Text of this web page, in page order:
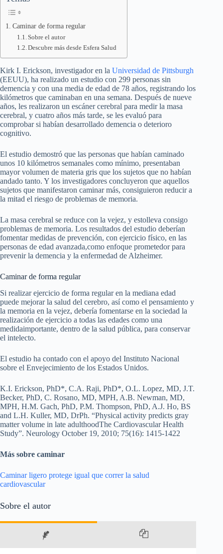
Caminar de forma regular
Sobre el autor
Descubre más desde Esfera Salud
Kirk I. Erickson, investigador en la Universidad de Pittsburgh
(EEUU), ha realizado un estudio con 299 personas sin
demencia y con una media de edad de 78 años, registrando los
kilómetros que caminaban en una semana. Después de nueve
años, les realizaron un escáner cerebral para medir la masa
cerebral, y cuatro años más tarde, se les evaluó para
comprobar si habían desarrollado demencia o deterioro
cognitivo.
El estudio demostró que las personas que habían caminado
unos 10 kilómetros semanales como mínimo, presentaban
mayor volumen de materia gris que los sujetos que no habían
andado tanto. Y los investigadores concluyeron que aquellos
sujetos que manifestaron caminar más, consiguieron reducir a
la mitad el riesgo de problemas de memoria.
La masa cerebral se reduce con la vejez, y estolleva consigo
problemas de memoria. Los resultados del estudio deberían
fomentar medidas de prevención, con ejercicio físico, en las
personas de edad avanzada,como enfoque prometedor para
prevenir la demencia y la enfermedad de Alzheimer.
Caminar de forma regular
Si realizar ejercicio de forma regular en la mediana edad
puede mejorar la salud del cerebro, así como el pensamiento y
la memoria en la vejez, debería fomentarse en la sociedad la
realización de ejercicio a todas las edades como una
medidaimportante, dentro de la salud pública, para conservar
el intelecto.
El estudio ha contado con el apoyo del Instituto Nacional
sobre el Envejecimiento de los Estados Unidos.
K.I. Erickson, PhD*, C.A. Raji, PhD*, O.L. Lopez, MD, J.T.
Becker, PhD, C. Rosano, MD, MPH, A.B. Newman, MD,
MPH, H.M. Gach, PhD, P.M. Thompson, PhD, A.J. Ho, BS
and L.H. Kuller, MD, DrPh. “Physical activity predicts gray
matter volume in late adulthoodThe Cardiovascular Health
Study”. Neurology October 19, 2010; 75(16): 1415-1422
Más sobre caminar
Caminar ligero protege igual que correr la salud
cardiovascular
Sobre el autor